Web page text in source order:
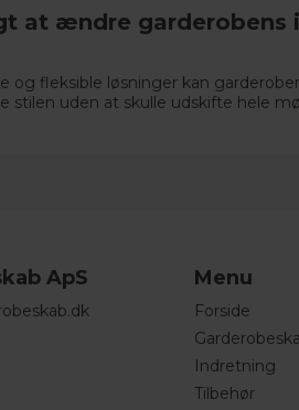
at ændre garderobens
og fleksible løsninger kan
stilen uden at skulle udskifte hele
ApS Menu
Forside
Indretning
Tilbehør